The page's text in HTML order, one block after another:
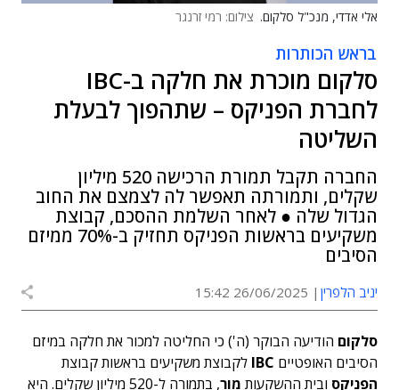
אלי אדדי, מנכ"ל סלקום. צילום: רמי זרנגר
בראש הכותרות
סלקום מוכרת את חלקה ב-IBC
לחברת הפניקס – שתהפוך לבעלת
השליטה
החברה תקבל תמורת הרכישה 520 מיליון
שקלים, ותמורתה תאפשר לה לצמצם את החוב
הגדול שלה ● לאחר השלמת ההסכם, קבוצת
משקיעים בראשות הפניקס תחזיק ב-70% ממיזם
הסיבים
יניב הלפרין 26/06/2025 15:42
סלקום הודיעה הבוקר (ה') כי החליטה למכור את חלקה במיזם
הסיבים האופטיים IBC לקבוצת משקיעים בראשות קבוצת
הפניקס ובית ההשקעות מור
, בתמורה ל-520 מיליון שקלים. היא